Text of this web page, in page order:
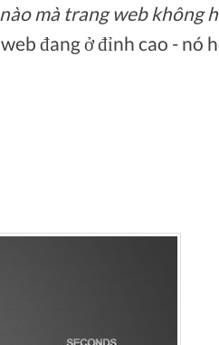
mà trang web không
đang ở đỉnh cao - nó